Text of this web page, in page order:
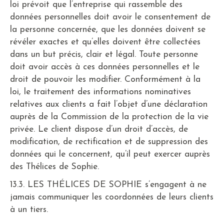
loi prévoit que l’entreprise qui rassemble des
données personnelles doit avoir le consentement de
la personne concernée, que les données doivent se
révéler exactes et qu’elles doivent être collectées
dans un but précis, clair et légal. Toute personne
doit avoir accès à ces données personnelles et le
droit de pouvoir les modifier. Conformément à la
loi, le traitement des informations nominatives
relatives aux clients a fait l’objet d’une déclaration
auprès de la Commission de la protection de la vie
privée. Le client dispose d’un droit d’accès, de
modification, de rectification et de suppression des
données qui le concernent, qu’il peut exercer auprès
des Thélices de Sophie.
13.3. LES THÉLICES DE SOPHIE s’engagent à ne
jamais communiquer les coordonnées de leurs clients
à un tiers.